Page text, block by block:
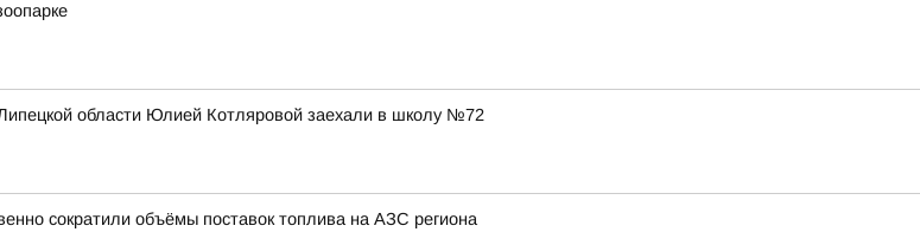
области Юлией Котляровой заехали в школу №72
сократили объёмы поставок топлива на АЗС региона